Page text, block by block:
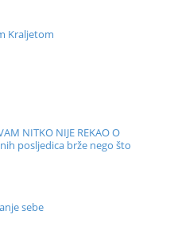
Kraljetom
NITKO NIJE REKAO O
posljedica brže nego što
sebe